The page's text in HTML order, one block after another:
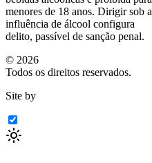
menores de 18 anos. Dirigir sob a
influência de álcool configura
delito, passível de sanção penal.
© 2026
Todos os direitos reservados.
Site by